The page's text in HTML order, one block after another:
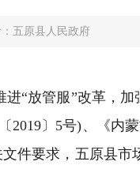
五原县人民政府
“放管服”改革，
2019〕5号)、《
件要求，五原县